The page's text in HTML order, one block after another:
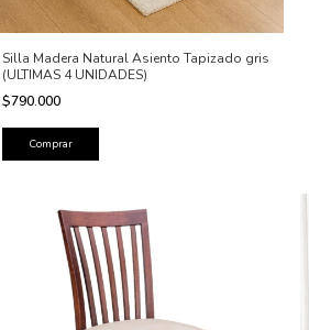
Silla Madera Natural Asiento Tapizado gris
(ULTIMAS 4 UNIDADES)
$790.000